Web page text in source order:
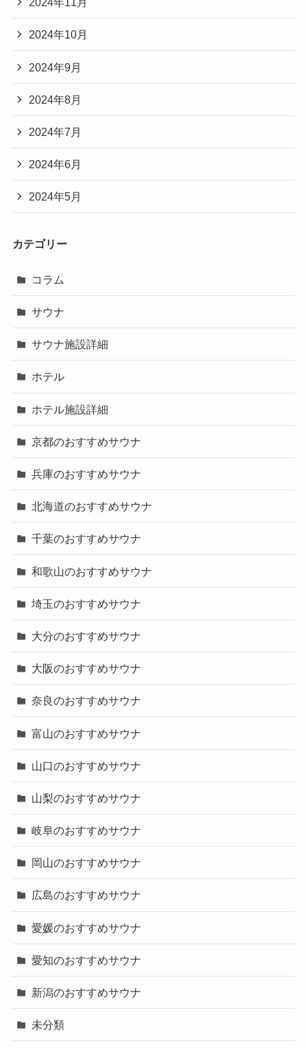
2024年10月
2024年9月
2024年8月
2024年7月
2024年6月
2024年5月
カテゴリー
コラム
サウナ
サウナ施設詳細
ホテル
ホテル施設詳細
京都のおすすめサウナ
兵庫のおすすめサウナ
北海道のおすすめサウナ
千葉のおすすめサウナ
和歌山のおすすめサウナ
埼玉のおすすめサウナ
大分のおすすめサウナ
大阪のおすすめサウナ
奈良のおすすめサウナ
富山のおすすめサウナ
山口のおすすめサウナ
山梨のおすすめサウナ
岐阜のおすすめサウナ
岡山のおすすめサウナ
広島のおすすめサウナ
愛媛のおすすめサウナ
愛知のおすすめサウナ
新潟のおすすめサウナ
未分類